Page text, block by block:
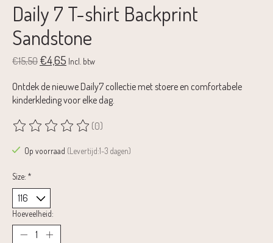
Daily 7 T-shirt Backprint
Sandstone
€15,50 €4,65 Incl. btw
Ontdek de nieuwe Daily7 collectie met stoere en comfortabele
kinderkleding voor elke dag.
De beoordeling van dit product is
(0)
Op voorraad (Levertijd:1-3 dagen)
Size: *
Hoeveelheid: